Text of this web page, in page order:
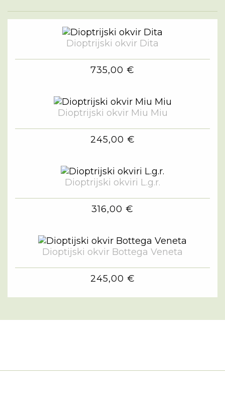
Dioptrijski okvir Dita
735,00 €
Dioptrijski okvir Miu Miu
245,00 €
Dioptrijski okviri L.g.r.
316,00 €
Dioptijski okvir Bottega Veneta
245,00 €